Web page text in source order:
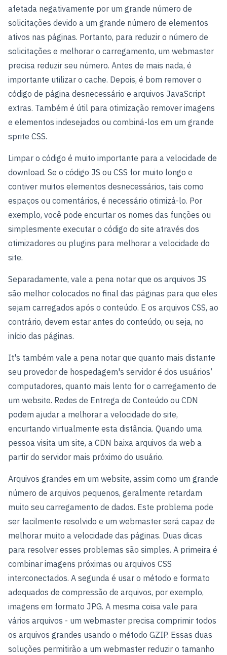
afetada negativamente por um grande número de
solicitações devido a um grande número de elementos
ativos nas páginas. Portanto, para reduzir o número de
solicitações e melhorar o carregamento, um webmaster
precisa reduzir seu número. Antes de mais nada, é
importante utilizar o cache. Depois, é bom remover o
código de página desnecessário e arquivos JavaScript
extras. Também é útil para otimização remover imagens
e elementos indesejados ou combiná-los em um grande
sprite CSS.
Limpar o código é muito importante para a velocidade de
download. Se o código JS ou CSS for muito longo e
contiver muitos elementos desnecessários, tais como
espaços ou comentários, é necessário otimizá-lo. Por
exemplo, você pode encurtar os nomes das funções ou
simplesmente executar o código do site através dos
otimizadores ou plugins para melhorar a velocidade do
site.
Separadamente, vale a pena notar que os arquivos JS
são melhor colocados no final das páginas para que eles
sejam carregados após o conteúdo. E os arquivos CSS, ao
contrário, devem estar antes do conteúdo, ou seja, no
início das páginas.
It's também vale a pena notar que quanto mais distante
seu provedor de hospedagem's servidor é dos usuários’
computadores, quanto mais lento for o carregamento de
um website. Redes de Entrega de Conteúdo ou CDN
podem ajudar a melhorar a velocidade do site,
encurtando virtualmente esta distância. Quando uma
pessoa visita um site, a CDN baixa arquivos da web a
partir do servidor mais próximo do usuário.
Arquivos grandes em um website, assim como um grande
número de arquivos pequenos, geralmente retardam
muito seu carregamento de dados. Este problema pode
ser facilmente resolvido e um webmaster será capaz de
melhorar muito a velocidade das páginas. Duas dicas
para resolver esses problemas são simples. A primeira é
combinar imagens próximas ou arquivos CSS
interconectados. A segunda é usar o método e formato
adequados de compressão de arquivos, por exemplo,
imagens em formato JPG. A mesma coisa vale para
vários arquivos - um webmaster precisa comprimir todos
os arquivos grandes usando o método GZIP. Essas duas
soluções permitirão a um webmaster reduzir o tamanho